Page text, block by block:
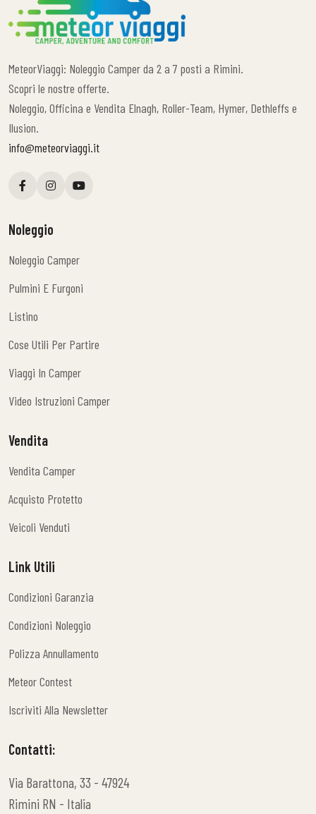
MeteorViaggi: Noleggio Camper da 2 a 7 posti a Rimini.
Scopri le nostre offerte.
Noleggio, Officina e Vendita Elnagh, Roller-Team, Hymer, Dethleffs e
Ilusion.
info@meteorviaggi.it
Noleggio
Noleggio Camper
Pulmini E Furgoni
Listino
Cose Utili Per Partire
Viaggi In Camper
Video Istruzioni Camper
Vendita
Vendita Camper
Acquisto Protetto
Veicoli Venduti
Link Utili
Condizioni Garanzia
Condizioni Noleggio
Polizza Annullamento
Meteor Contest
Iscriviti Alla Newsletter
Contatti:
Via Barattona, 33 - 47924
Rimini RN - Italia